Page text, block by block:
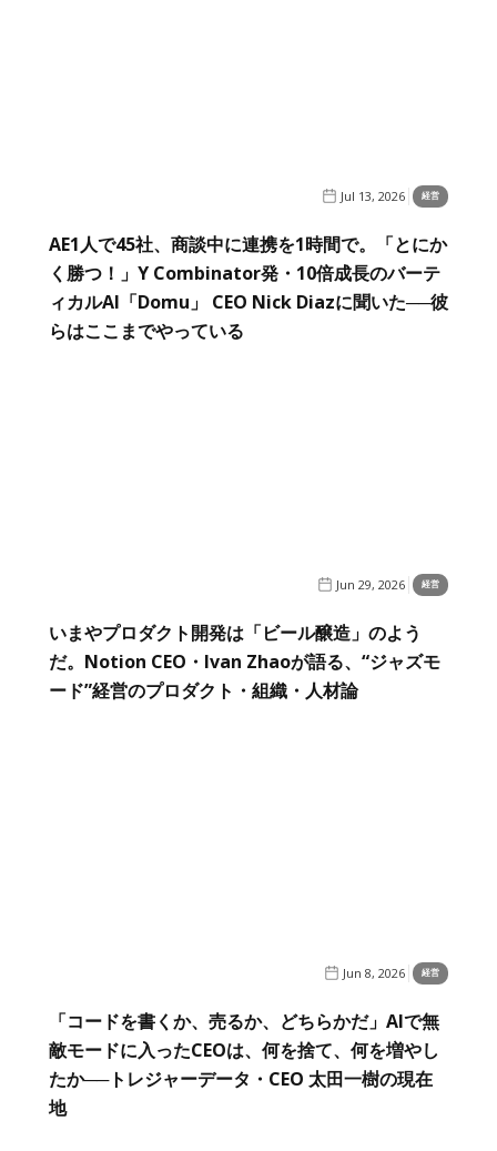
Jul 13, 2026 経営
AE1人で45社、商談中に連携を1時間で。「とにか
く勝つ！」Y Combinator発・10倍成長のバーテ
ィカルAI「Domu」 CEO Nick Diazに聞いた──彼
らはここまでやっている
Jun 29, 2026 経営
いまやプロダクト開発は「ビール醸造」のよう
だ。Notion CEO・Ivan Zhaoが語る、“ジャズモ
ード”経営のプロダクト・組織・人材論
Jun 8, 2026 経営
「コードを書くか、売るか、どちらかだ」AIで無
敵モードに入ったCEOは、何を捨て、何を増やし
たか──トレジャーデータ・CEO 太田一樹の現在
地